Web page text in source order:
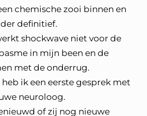
chemische zooi binnen en
definitief.
shockwave niet voor de
in mijn been en de
met de onderrug.
ik een eerste gesprek met
neuroloog.
of zij nog nieuwe